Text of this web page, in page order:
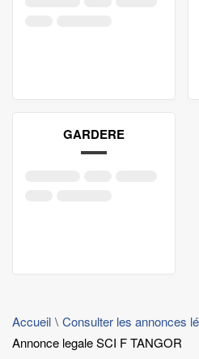
GARDERE
Accueil Consulter les annonces
Annonce legale SCI F TANGOR